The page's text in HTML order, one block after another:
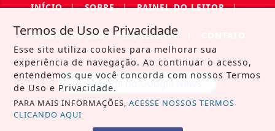
INÍCIO | SOBRE | PAINEL DO LEITOR |
TERMOS DE USO E PRIVACIDADE
Termos de Uso e Privacidade
Esse site utiliza cookies para melhorar sua
experiência de navegação. Ao continuar o acesso,
entendemos que você concorda com nossos Termos
de Uso e Privacidade.
PARA MAIS INFORMAÇÕES,ACESSE NOSSOS TERMOS
CLICANDO AQUI